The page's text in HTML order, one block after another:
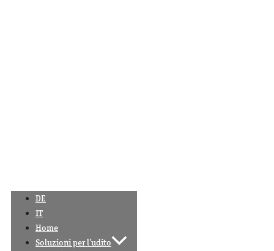
DE
IT
Home
Soluzioni per l’udito